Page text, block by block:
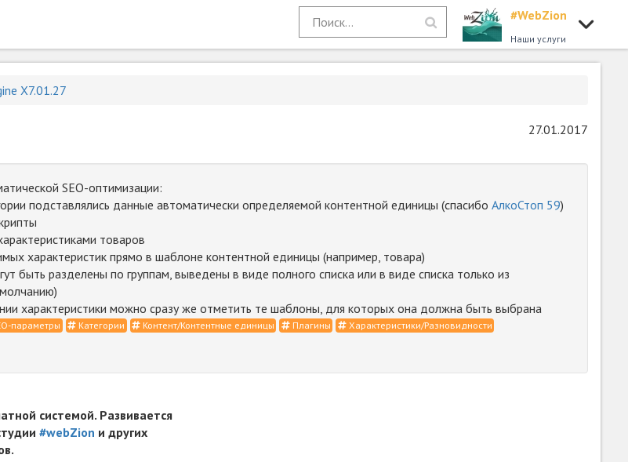
#WebZion
Наши услуги
X7.01.27
27.01.2017
SEO-оптимизации:
подставлялись данные автоматически определяемой контентной единицы (спасибо АлкоСтоп 59)
товаров
характеристик прямо в шаблоне контентной единицы (например, товара)
быть разделены по группам, выведены в виде полного списка или в виде списка только из
характеристики можно сразу же отметить те шаблоны, для которых она должна быть выбрана
параметры Категории Контент/Контентные единицы Плагины
Характеристики/Разновидности
системой. Развивается
#webZion и других